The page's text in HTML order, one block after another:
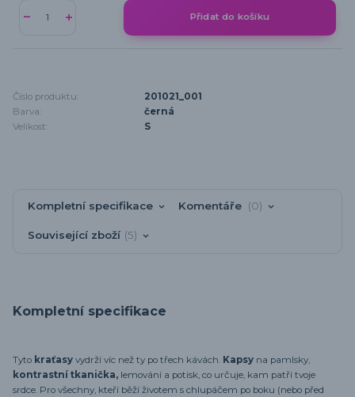
Přidat do košíku
Číslo produktu:
201021_001
Barva:
černá
Velikost:
S
Kompletní specifikace Komentáře 0
Související zboží 5
Kompletní specifikace
Tyto kraťasy vydrží víc než ty po třech kávách. Kapsy na pamlsky,
kontrastní tkanička, lemování a potisk, co určuje, kam patří tvoje
srdce. Pro všechny, kteří běží životem s chlupáčem po boku (nebo před